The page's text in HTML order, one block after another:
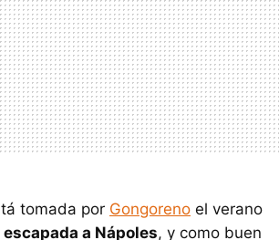
tomada por Gongoreno el verano
escapada a Nápoles, y como buen